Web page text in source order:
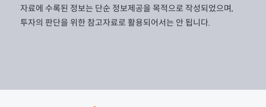
자료에 수록된 정보는 단순 정보제공을 목적으로 작성되었으며,
투자의 판단을 위한 참고자료로 활용되어서는 안 됩니다.